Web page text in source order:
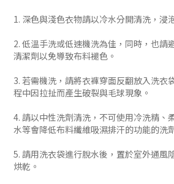
1. 深色與淺色衣物請以冷水分開清洗，浸
2. 低溫手洗或低速機洗為佳，同時，也請
清潔劑以免導致布料褪色。
3. 若需機洗，請將衣褲穿面反翻放入洗衣
程中因拉扯而產生破裂與毛球現象。
4. 請以中性洗劑清洗，不可使用冷洗精、
水等會降低布料纖維吸濕排汗的功能的洗
5. 請用洗衣袋進行脫水後，置於室外通風
烘乾。